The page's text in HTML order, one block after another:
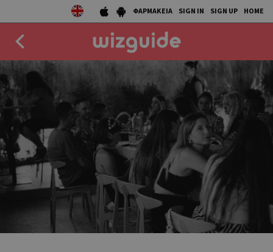
ΦΑΡΜΑΚΕΙΑ SIGN IN SIGN UP HOME
EAT
DRINK
50 BEST
AGENDA
COLLECTIONS